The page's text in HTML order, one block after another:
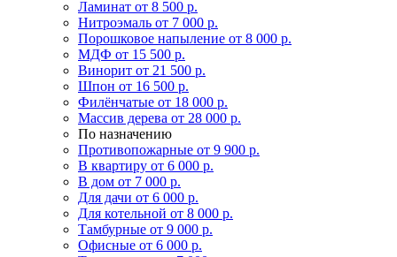
Ламинат от 8 500 р.
Нитроэмаль от 7 000 р.
Порошковое напыление от 8 000 р.
МДФ от 15 500 р.
Винорит от 21 500 р.
Шпон от 16 500 р.
Филёнчатые от 18 000 р.
Массив дерева от 28 000 р.
По назначению
Противопожарные от 9 900 р.
В квартиру от 6 000 р.
В дом от 7 000 р.
Для дачи от 6 000 р.
Для котельной от 8 000 р.
Тамбурные от 9 000 р.
Офисные от 6 000 р.